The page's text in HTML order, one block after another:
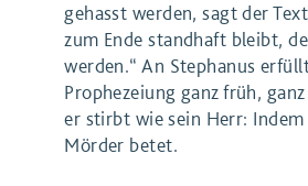
gehasst werden, sagt der
zum Ende standhaft bleibt,
werden.“ An Stephanus
Prophezeiung ganz früh,
er stirbt wie sein Herr: Indem
Mörder betet.